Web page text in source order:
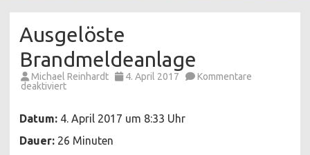
Ausgelöste
Brandmeldeanlage
Michael Reinhardt 4. April 2017
Kommentare
deaktiviertfür
Datum: 4. April 2017 um 8:33 Uhr
Dauer: 26 Minuten